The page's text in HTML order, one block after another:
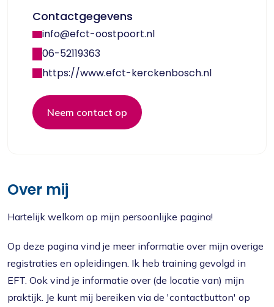
Over mij
Hartelijk welkom op mijn persoonlijke pagina!
Op deze pagina vind je meer informatie over mijn overige
registraties en opleidingen. Ik heb training gevolgd in
EFT. Ook vind je informatie over (de locatie van) mijn
praktijk. Je kunt mij bereiken via de 'contactbutton' op
Contactgegevens
info@efct-oostpoort.nl
06-52119363
https://www.efct-kerckenbosch.nl
Neem contact op